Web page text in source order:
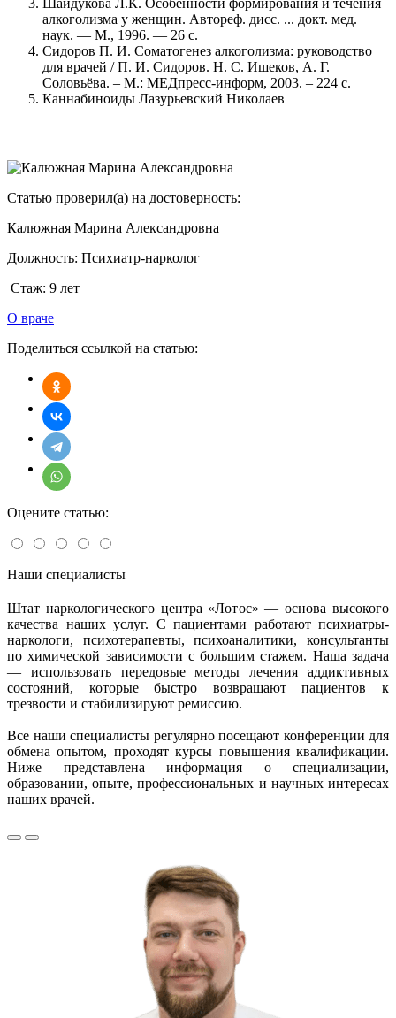
алкоголизма у женщин. Автореф. дисс. ... докт. мед.
наук. — М., 1996. — 26 с.
Сидоров П. И. Соматогенез алкоголизма: руководство
для врачей / П. И. Сидоров. Н. С. Ишеков, А. Г.
Соловьёва. – М.: МЕДпресс-информ, 2003. – 224 с.
Каннабиноиды Лазурьевский Николаев
Статью проверил(а) на достоверность:
Калюжная Марина Александровна
Должность: Психиатр-нарколог
Стаж: 9 лет
О враче
Поделиться ссылкой на статью:
Оцените статью:
Наши специалисты
Штат наркологического центра «Лотос» — основа высокого
качества наших услуг. С пациентами работают психиатры-
наркологи, психотерапевты, психоаналитики, консультанты
по химической зависимости с большим стажем. Наша задача
— использовать передовые методы лечения аддиктивных
состояний, которые быстро возвращают пациентов к
трезвости и стабилизируют ремиссию.
Все наши специалисты регулярно посещают конференции для
обмена опытом, проходят курсы повышения квалификации.
Ниже представлена информация о специализации,
образовании, опыте, профессиональных и научных интересах
наших врачей.